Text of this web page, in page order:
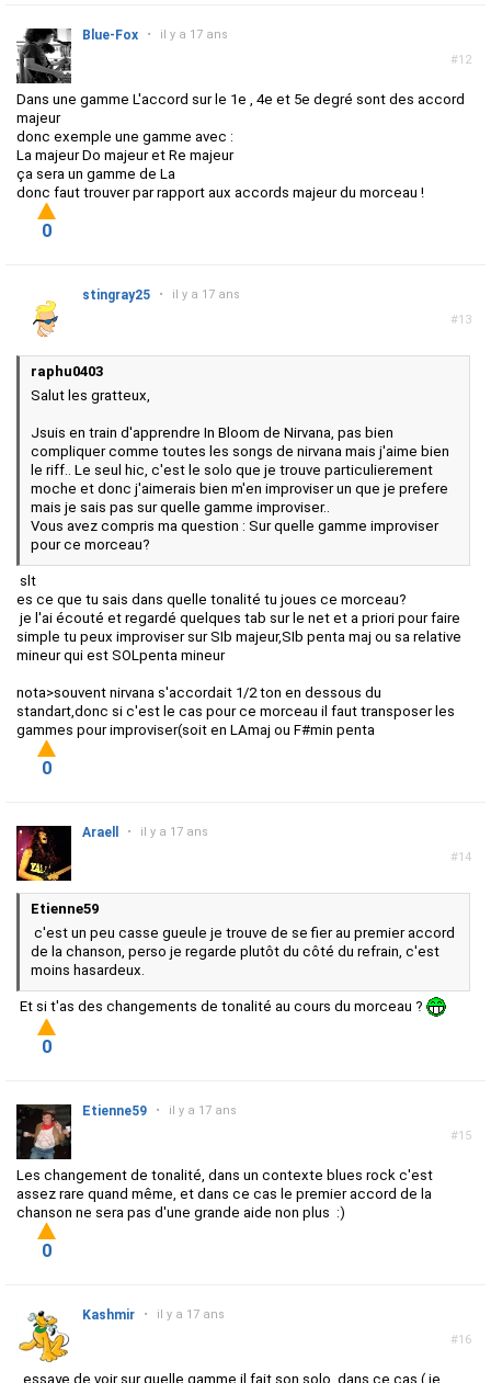
#12
Blue-Fox • il y a 17 ans
Dans une gamme L'accord sur le 1e , 4e et 5e degré sont des accord
majeur
donc exemple une gamme avec :
La majeur Do majeur et Re majeur
ça sera un gamme de La
donc faut trouver par rapport aux accords majeur du morceau !
0
#13
stingray25 • il y a 17 ans
raphu0403
Salut les gratteux,
Jsuis en train d'apprendre In Bloom de Nirvana, pas bien
compliquer comme toutes les songs de nirvana mais j'aime bien
le riff.. Le seul hic, c'est le solo que je trouve particulierement
moche et donc j'aimerais bien m'en improviser un que je prefere
mais je sais pas sur quelle gamme improviser..
Vous avez compris ma question : Sur quelle gamme improviser
pour ce morceau?
slt
es ce que tu sais dans quelle tonalité tu joues ce morceau?
je l'ai écouté et regardé quelques tab sur le net et a priori pour faire
simple tu peux improviser sur SIb majeur,SIb penta maj ou sa relative
mineur qui est SOLpenta mineur
nota>souvent nirvana s'accordait 1/2 ton en dessous du
standart,donc si c'est le cas pour ce morceau il faut transposer les
gammes pour improviser(soit en LAmaj ou F#min penta
0
#14
Araell • il y a 17 ans
Etienne59
c'est un peu casse gueule je trouve de se fier au premier accord
de la chanson, perso je regarde plutôt du côté du refrain, c'est
moins hasardeux.
Et si t'as des changements de tonalité au cours du morceau ?
0
#15
Etienne59 • il y a 17 ans
Les changement de tonalité, dans un contexte blues rock c'est
assez rare quand même, et dans ce cas le premier accord de la
chanson ne sera pas d'une grande aide non plus :)
0
#16
Kashmir • il y a 17 ans
essaye de voir sur quelle gamme il fait son solo, dans ce cas ( je